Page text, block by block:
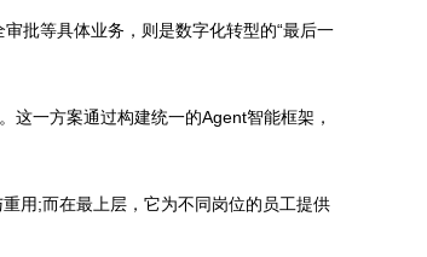
批等具体业务，则是数字化转型的“最后一
一方案通过构建统一的Agent智能框架，
用;而在最上层，它为不同岗位的员工提供